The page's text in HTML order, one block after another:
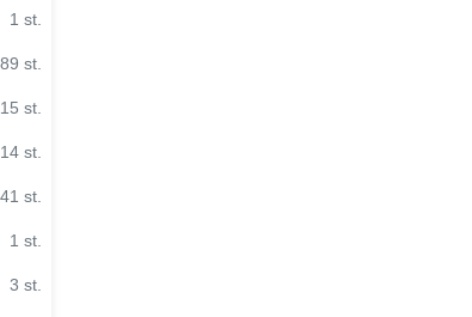
1 st.
89 st.
st.
14 st.
41 st.
1 st.
3 st.